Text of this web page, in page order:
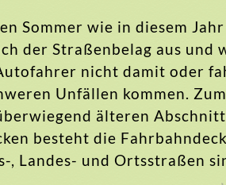
Sommer wie in diesem
der Straßenbelag aus und
nicht damit oder
Unfällen kommen.
älteren
besteht die
, Landes- und Ortsstraßen